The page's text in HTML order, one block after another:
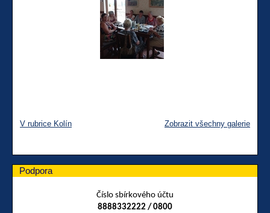
V rubrice Kolín Zobrazit všechny galerie
Podpora
Číslo sbírkového účtu
8888332222 / 0800